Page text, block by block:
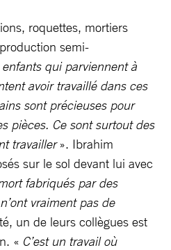
roquettes, mortiers
semi-
enfants qui parviennent à
avoir travaillé dans ces
sont précieuses pour
pièces. Ce sont surtout des
travailler». Ibrahim
sur le sol devant lui avec
fabriqués par des
vraiment pas de
un de leurs collègues est
« C’est un travail où